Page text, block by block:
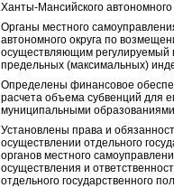
Ханты-Мансийского
Органы местного
автономного округа по
осуществляющим регулируемый
предельных (максимальных)
Определены финансовое
расчета объема субвенций для
муниципальными
Установлены права и
осуществлении отдельного
органов местного
осуществления и
отдельного государственного